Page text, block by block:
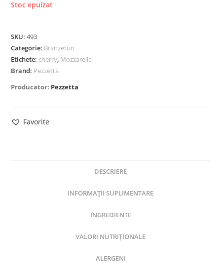
Stoc epuizat
SKU:493
Categorie: Branzeturi
Etichete: cherry, Mozzarella
Brand: Pezzetta
Producator: Pezzetta
Favorite
DESCRIERE
INFORMAȚII SUPLIMENTARE
INGREDIENTE
VALORI NUTRIȚIONALE
ALERGENI